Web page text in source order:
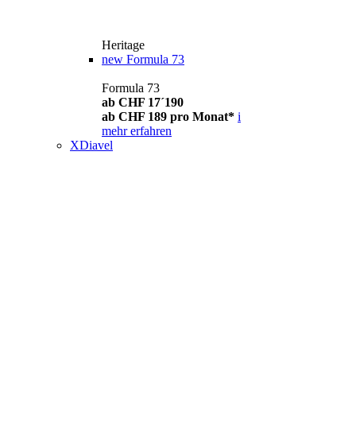
Heritage
new Formula 73
Formula 73
ab CHF 17´190
ab CHF 189 pro Monat* i
mehr erfahren
XDiavel